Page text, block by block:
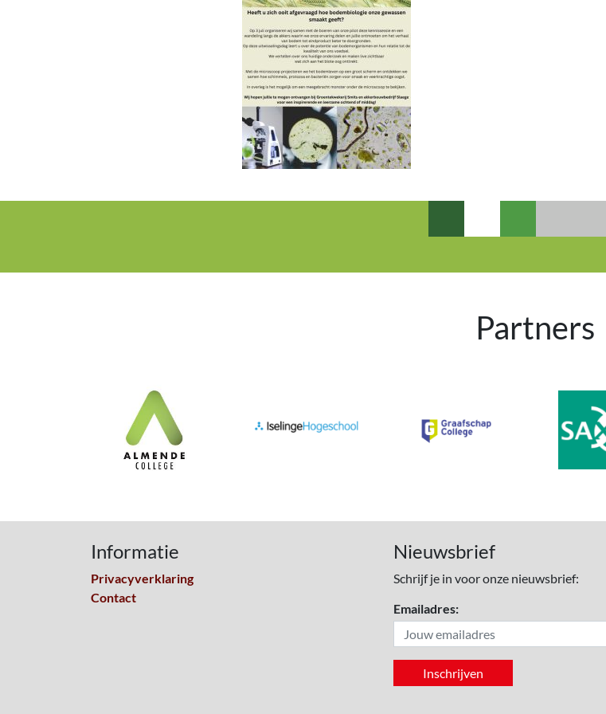
Partners
Informatie
Privacyverklaring
Contact
Nieuwsbrief
Schrijf je in voor onze nieuwsbrief:
Emailadres: